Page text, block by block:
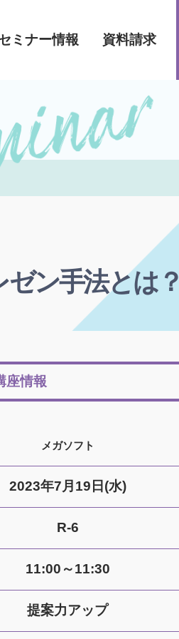
ミナー情報 資料請求
ン手法とは？
座情報
メガソフト
2023年7月19日(水)
R-6
11:00～11:30
提案力アップ